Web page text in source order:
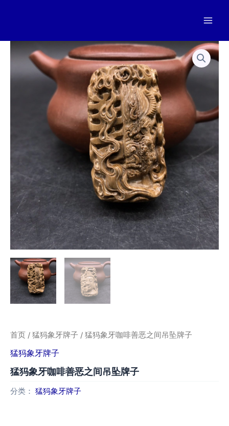
首页 / 猛犸象牙牌子 / 猛犸象牙咖啡善恶之间吊坠牌子
猛犸象牙牌子
猛犸象牙咖啡善恶之间吊坠牌子
分类： 猛犸象牙牌子